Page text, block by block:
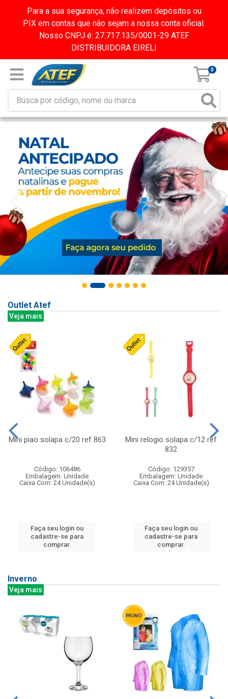
Para a sua segurança, não realizem depósitos ou
PIX em contas que não sejam a nossa conta oficial.
Nosso CNPJ é: 27.717.135/0001-29 ATEF
DISTRIBUIDORA EIRELI
0
Outlet Atef
Veja mais
Mini piao solapa c/20 ref 863
Código: 106486
Embalagem: Unidade
Caixa Com: 24 Unidade(s)
Faça seu login ou
cadastre-se para
comprar.
Mini relogio solapa c/12 ref
832
Código: 129357
Embalagem: Unidade
Caixa Com: 24 Unidade(s)
Faça seu login ou
cadastre-se para
comprar.
Inverno
Veja mais